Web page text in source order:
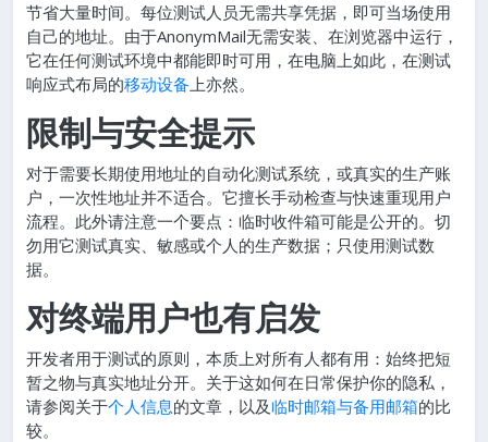
节省大量时间。每位测试人员无需共享凭据，即可当场使用
自己的地址。由于AnonymMail无需安装、在浏览器中运行，
它在任何测试环境中都能即时可用，在电脑上如此，在测试
响应式布局的移动设备上亦然。
限制与安全提示
对于需要长期使用地址的自动化测试系统，或真实的生产账
户，一次性地址并不适合。它擅长手动检查与快速重现用户
流程。此外请注意一个要点：临时收件箱可能是公开的。切
勿用它测试真实、敏感或个人的生产数据；只使用测试数
据。
对终端用户也有启发
开发者用于测试的原则，本质上对所有人都有用：始终把短
暂之物与真实地址分开。关于这如何在日常保护你的隐私，
请参阅关于个人信息的文章，以及临时邮箱与备用邮箱的比
较。